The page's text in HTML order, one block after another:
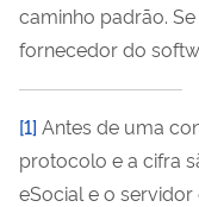
caminho padrão.
fornecedor do
[1] Antes de uma
protocolo e a cifra
eSocial e o